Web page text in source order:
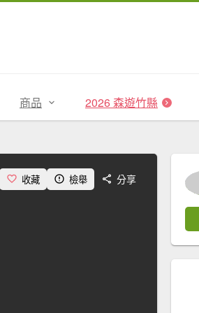
商品 2026 森遊竹縣
收藏 檢舉 分享